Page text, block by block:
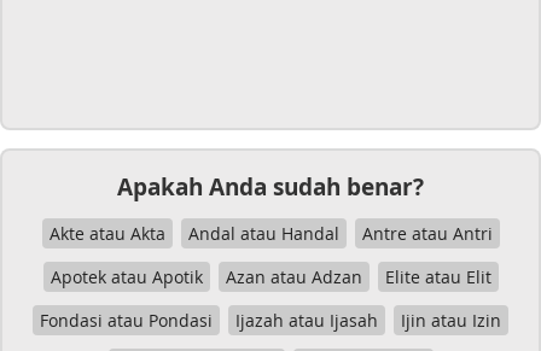
Apakah Anda sudah benar?
Akte atau Akta Andal atau Handal
Antre atau Antri
Apotek atau Apotik
Azan atau Adzan
Elite atau Elit
Fondasi atau Pondasi
Ijazah atau Ijasah
Ijin atau Izin